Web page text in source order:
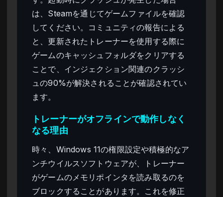
は、Steamを通じてゲームファイルを確認
してください。コミュニティの報告による
と、更新されたトレーナーを使用する際に
ゲームのキャッシュフォルダをクリアする
ことで、インジェクション関連のクラッシ
ュの90%が解決されることが確認されてい
ます。
トレーナーがオフラインで動作しなく
なる理由
時々、Windows 11の権限設定や積極的なア
ンチウイルスソフトウェアが、トレーナー
がゲームのメモリポインタを読み取るのを
ブロックすることがあります。これを修正